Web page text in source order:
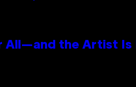
All—and the Artist